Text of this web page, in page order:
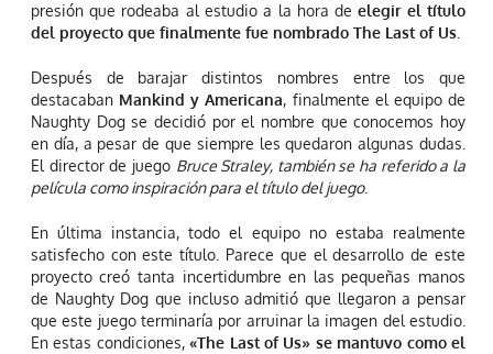
presión que rodeaba al estudio a la hora deelegir el título
del proyecto que finalmente fue nombrado The Last of Us.
Después de barajar distintos nombres entre los que
destacaban Mankind y Americana, finalmente el equipo de
Naughty Dog se decidió por el nombre que conocemos hoy
en día, a pesar de que siempre les quedaron algunas dudas.
El director de juego Bruce Straley, también se ha referido a la
película como inspiración para el título del juego.
En última instancia, todo el equipo no estaba realmente
satisfecho con este título. Parece que el desarrollo de este
proyecto creó tanta incertidumbre en las pequeñas manos
de Naughty Dog que incluso admitió que llegaron a pensar
que este juego terminaría por arruinar la imagen del estudio.
En estas condiciones,«The Last of Us» se mantuvo como el